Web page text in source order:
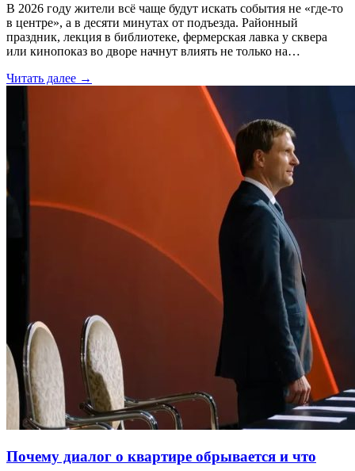
В 2026 году жители всё чаще будут искать события не «где-то
в центре», а в десяти минутах от подъезда. Районный
праздник, лекция в библиотеке, фермерская лавка у сквера
или кинопоказ во дворе начнут влиять не только на…
Читать далее →
Почему диалог о квартире обрывается и что